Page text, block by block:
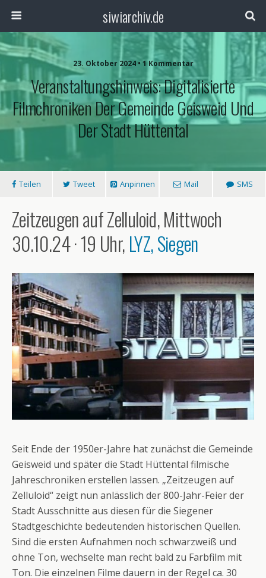
siwiarchiv.de
23. Oktober 2024 • 1 Kommentar
Veranstaltungshinweis: Digitalisierte
Filmchroniken Der Gemeinde Geisweid Und
Der Stadt Hüttental
Teilen Tweet Anpinnen Mail SMS
Zeitzeugen auf Zelluloid, Mittwoch
30.10.24 · 19 Uhr,LYZ, Siegen
Seit Ende der 1950er-Jahre hat zunächst die Gemeinde
Geisweid und später die Stadt Hüttental filmische
Jahreschroniken erstellen lassen. „Zeitzeugen auf
Zelluloid“ zeigt nun anlässlich der 800-Jahr-Feier der
Stadt Ausschnitte aus diesen für die Siegener
Stadtgeschichte bedeutenden historischen Quellen.
Sind die ersten Aufnahmen noch schwarzweiß und
ohne Ton, wechselte man recht bald zu Farbfilm mit
Ton. Die einzelnen Filme dauern in der Regel ca. 30